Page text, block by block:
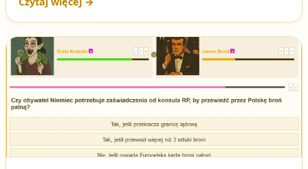
prawdziwe! W tym artykule rozbieramy na czynniki
pierwsze pytanie testowe na patent strzelecki, które
może zadecydować o Twoim sukcesie na egzaminie.
Sprawdź, czy znasz odpowiedź i przygotuj się z nami do
zdobycia pozwolenia na broń!